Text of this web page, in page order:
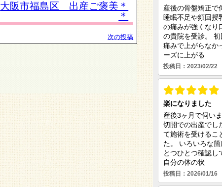
大阪市福島区 出産ご褒美＊
＊
次の投稿